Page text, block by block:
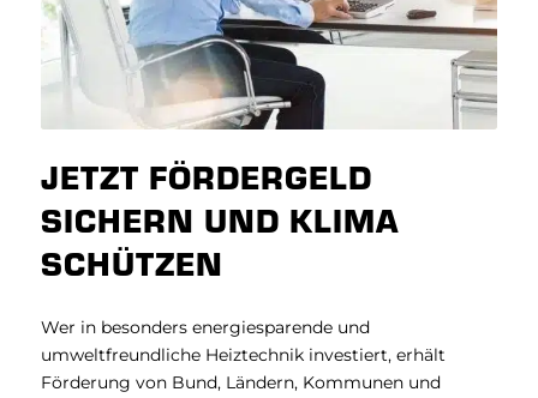
JETZT FÖRDERGELD
SICHERN UND KLIMA
SCHÜTZEN
Wer in besonders energiesparende und
umweltfreundliche Heiztechnik investiert, erhält
Förderung von Bund, Ländern, Kommunen und